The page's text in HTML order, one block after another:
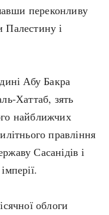
переконливу
Палестину і
Абу Бакра
Хаттаб, зять
найближчих
правління
Сасанідів і
облоги